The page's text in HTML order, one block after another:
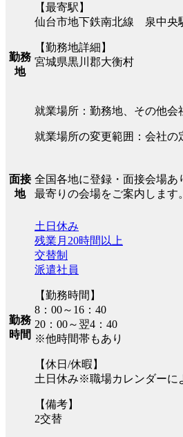
勤務
地
【最寄駅】
仙台市地下鉄南北線 泉中
【勤務地詳細】
宮城県黒川郡大衡村
就業場所：勤務地、その他会
就業場所の変更範囲：会社の
面接
地
全国各地に登録・面接会場あ
最寄りの会場をご案内します。
勤務
時間
土日休み
残業月20時間以上
交替制
派遣社員
【勤務時間】
8：00～16：40
20：00～翌4：40
※他時間帯もあり
【休日/休暇】
土日休み※職場カレンダーに
【備考】
2交替